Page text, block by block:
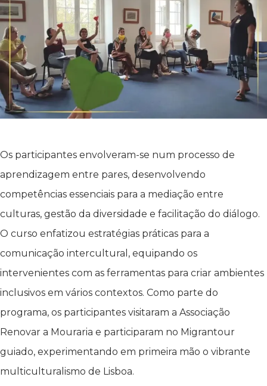
Os participantes envolveram-se num processo de
aprendizagem entre pares, desenvolvendo
competências essenciais para a mediação entre
culturas, gestão da diversidade e facilitação do diálogo.
O curso enfatizou estratégias práticas para a
comunicação intercultural, equipando os
intervenientes com as ferramentas para criar ambientes
inclusivos em vários contextos. Como parte do
programa, os participantes visitaram a Associação
Renovar a Mouraria e participaram no Migrantour
guiado, experimentando em primeira mão o vibrante
multiculturalismo de Lisboa.